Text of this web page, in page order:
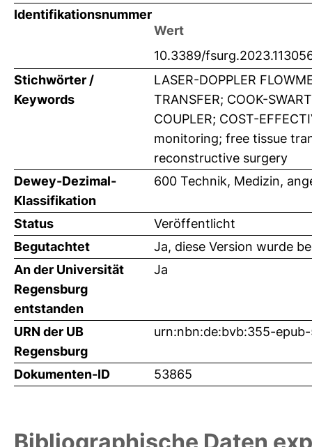
Identifikationsnummer
Wert
10.3389/
Stichwörter /
Keywords
LASER-DOPPLER
TRANSFER; COOK-
COUPLER; COST-
monitoring; free tissue
reconstructive surgery
Dewey-Dezimal-
Klassifikation
600 Technik, Medizin,
Status
Veröffentlicht
Begutachtet
Ja, diese Version wurde
An der Universität
Regensburg
entstanden
Ja
URN der UB
Regensburg
urn:nbn:de:bvb:355-
Dokumenten-ID 53865
Bibliographische Daten